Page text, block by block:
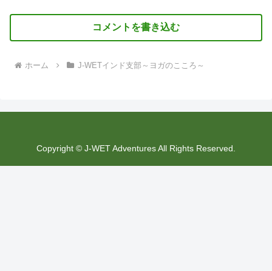
コメントを書き込む
ホーム J-WETインド支部～ヨガのこころ～
Copyright © J-WET Adventures All Rights Reserved.